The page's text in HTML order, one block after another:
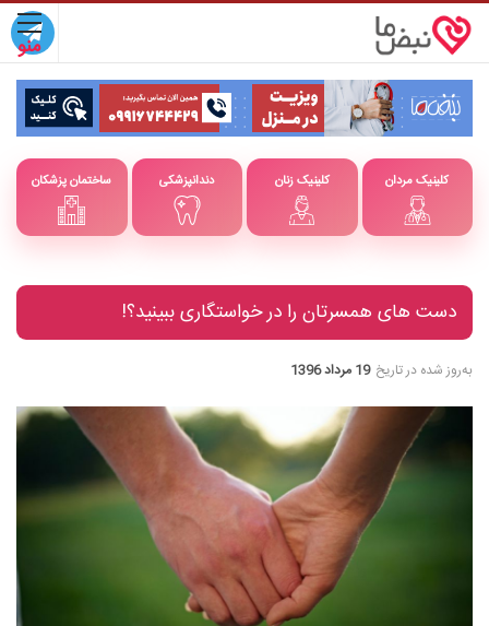
ساختمان پزشکان دندانپزشکی کلینیک زنان کلینیک مردان
دست های همسرتان را در خواستگاری ببینید؟!
به‌روز شده در تاریخ 19 مرداد 1396